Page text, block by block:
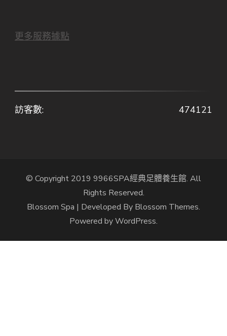
更多服務據點
474121
訪客數:
© Copyright 2019 9966SPA經典足體養生館. All
Rights Reserved.
Blossom Spa | Developed By Blossom Themes.
Powered byWordPress.